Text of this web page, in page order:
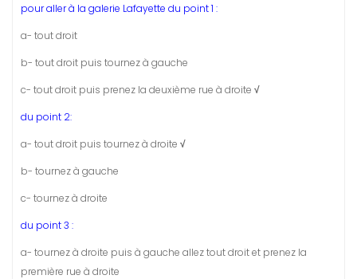
pour aller à la galerie Lafayette du point 1 :
a- tout droit
b- tout droit puis tournez à gauche
c- tout droit puis prenez la deuxième rue à droite √
du point 2:
a- tout droit puis tournez à droite √
b- tournez à gauche
c- tournez à droite
du point 3 :
a- tournez à droite puis à gauche allez tout droit et prenez la
première rue à droite